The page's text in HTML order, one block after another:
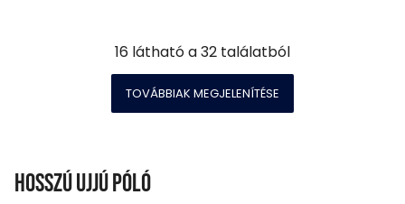
16 látható a32 találatból
TOVÁBBIAK MEGJELENÍTÉSE
Hosszú ujjú póló